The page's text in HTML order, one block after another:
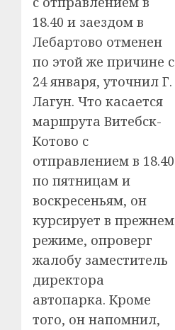
18.40 и заездом в
Лебартово отменен
по этой же причине с
24 января, уточнил Г.
Лагун. Что касается
маршрута Витебск-
Котово с
отправлением в 18.40
по пятницам и
воскресеньям, он
курсирует в прежнем
режиме, опроверг
жалобу заместитель
директора
автопарка. Кроме
того, он напомнил,